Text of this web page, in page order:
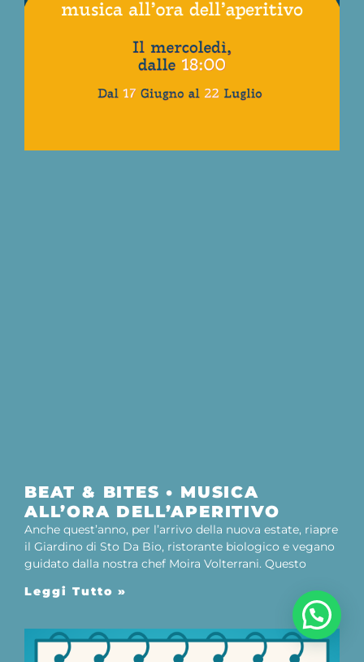
BEAT & BITES • MUSICA
ALL’ORA DELL’APERITIVO
Anche quest’anno, per l’arrivo della nuova estate, riapre
il Giardino di Sto Da Bio, ristorante biologico e vegano
guidato dalla nostra chef Moira Volterrani. Questo
Leggi Tutto »